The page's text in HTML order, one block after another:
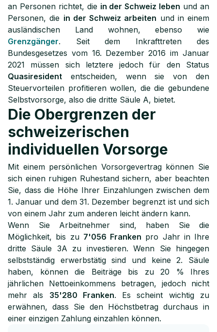
an Personen richtet, die in der Schweiz leben und an
Personen, die in der Schweiz arbeiten und in einem
ausländischen Land wohnen, ebenso wie
Grenzgänger. Seit dem Inkrafttreten des
Bundesgesetzes vom 16. Dezember 2016 im Januar
2021 müssen sich letztere jedoch für den Status
Quasiresident entscheiden, wenn sie von den
Steuervorteilen profitieren wollen, die die gebundene
Selbstvorsorge, also die dritte Säule A, bietet.
Die Obergrenzen der
schweizerischen
individuellen Vorsorge
Mit einem persönlichen Vorsorgevertrag können Sie
sich einen ruhigen Ruhestand sichern, aber beachten
Sie, dass die Höhe Ihrer Einzahlungen zwischen dem
1. Januar und dem 31. Dezember begrenzt ist und sich
von einem Jahr zum anderen leicht ändern kann.
Wenn Sie Arbeitnehmer sind, haben Sie die
Möglichkeit, bis zu 7'056 Franken pro Jahr in Ihre
dritte Säule 3A zu investieren. Wenn Sie hingegen
selbstständig erwerbstätig sind und keine 2. Säule
haben, können die Beiträge bis zu 20 % Ihres
jährlichen Nettoeinkommens betragen, jedoch nicht
mehr als 35'280 Franken. Es scheint wichtig zu
erwähnen, dass Sie den Höchstbetrag durchaus in
einer einzigen Zahlung einzahlen können.